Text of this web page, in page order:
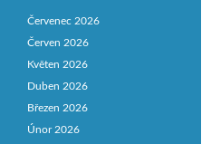
Červenec 2026
Červen 2026
Květen 2026
Duben 2026
Březen 2026
Únor 2026